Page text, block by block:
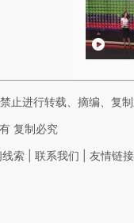
进行转载、摘编、复制
复制必究
线索 联系我们 友情链接